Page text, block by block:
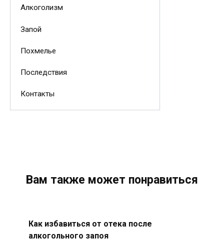
Алкоголизм
Запой
Похмелье
Последствия
Контакты
Вам также может понравиться
Как избавиться от отека после
алкогольного запоя